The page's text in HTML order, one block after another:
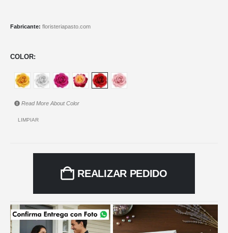
Fabricante: floristeriapasto.com
COLOR
Read More AboutColor
LIMPIAR
REALIZAR PEDIDO